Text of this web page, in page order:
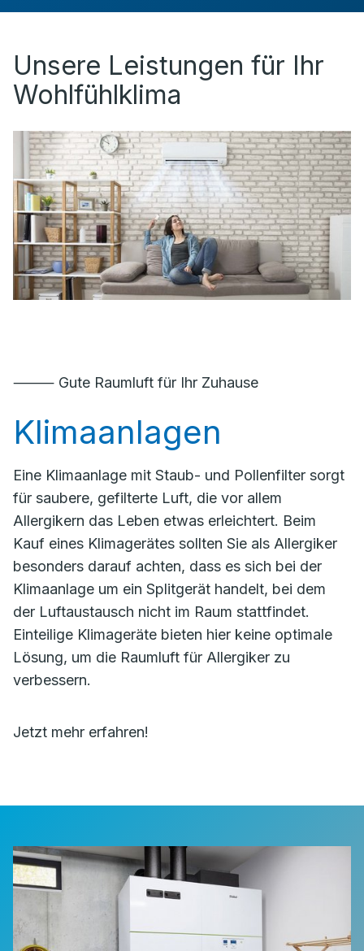
Unsere Leistungen für Ihr
Wohlfühlklima
⸻ Gute Raumluft für Ihr Zuhause
Klimaanlagen
Eine Klimaanlage mit Staub- und Pollenfilter sorgt
für saubere, gefilterte Luft, die vor allem
Allergikern das Leben etwas erleichtert. Beim
Kauf eines Klimagerätes sollten Sie als Allergiker
besonders darauf achten, dass es sich bei der
Klimaanlage um ein Splitgerät handelt, bei dem
der Luftaustausch nicht im Raum stattfindet.
Einteilige Klimageräte bieten hier keine optimale
Lösung, um die Raumluft für Allergiker zu
verbessern.
Jetzt mehr erfahren!